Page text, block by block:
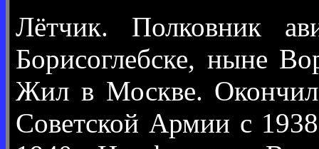
Лётчик. Полковник
Борисоглебске, ныне
Жил в Москве. Окончил
Советской Армии с